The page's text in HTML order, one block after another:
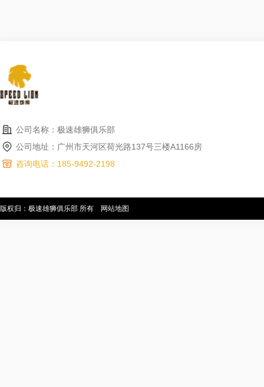
公司名称：极速雄狮俱乐部
公司地址：广州市天河区荷光路137号三楼A1166房
咨询电话：185-9492-2198
版权归：极速雄狮俱乐部 所有 网站地图